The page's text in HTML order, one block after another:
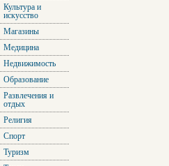
Культура и
искусство
Магазины
Медицина
Недвижимость
Образование
Развлечения и
отдых
Религия
Спорт
Туризм